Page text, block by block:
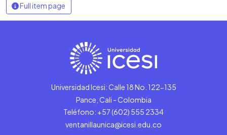
Full item page
Universidad Icesi: Calle 18 No. 122-135
Pance, Cali - Colombia
Teléfono: +57 (602) 555 2334
ventanillaunica@icesi.edu.co